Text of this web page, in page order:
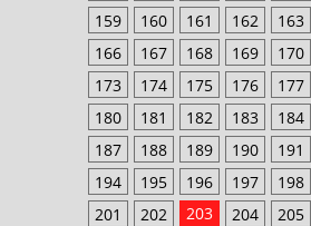
159
160 161 162 163
166
167 168 169 170
173
174 175 176 177
180
181 182 183 184
187
188 189 190 191
194
195 196 197 198
201
202 203 204 205